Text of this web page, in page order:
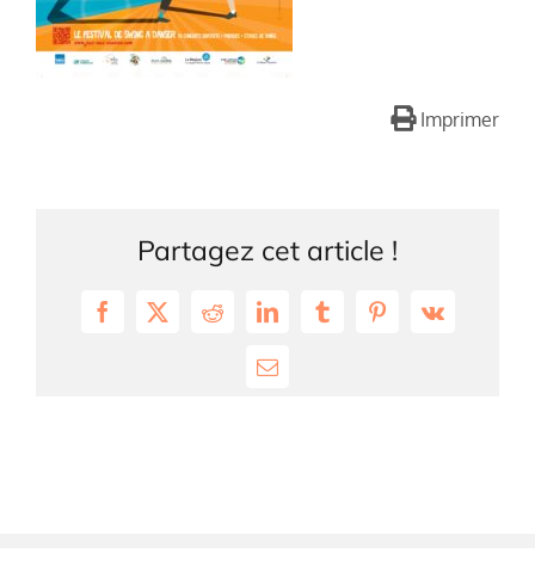
Imprimer
Partagez cet article !
Facebook
X RedditLinkedInTumblrPinterest
Vk
Email